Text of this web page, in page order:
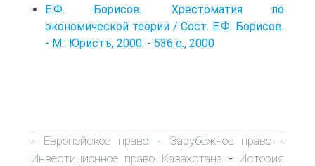
Е.Ф. Борисов. Хрестоматия по
экономической теории / Сост. Е.Ф. Борисов.
- М.: Юристъ, 2000. - 536 с., 2000
- Европейское право - Зарубежное право -
Инвестиционное право Казахстана - История